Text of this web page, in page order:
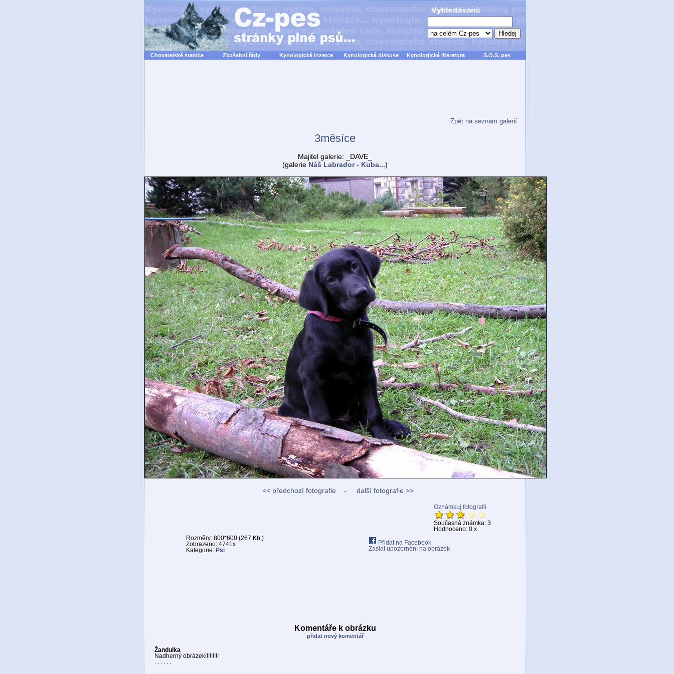
Chovatelské stanice Zkušební řády Kynologická inzerce Kynologická diskuse Kynologická literatura S.O.S. pes
Zpět na seznam galerií
3měsíce
Majitel galerie: _DAVE_
(galerie Náš Labrador - Kuba...)
<< předchozí fotografie - další fotografie >>
Oznámkuj fotografii
Současná známka: 3
Hodnoceno: 0 x
Rozměry: 800*600 (267 Kb.)
Zobrazeno: 4741x
Kategorie: Psi
Přidat na Facebook
Zaslat upozornění na obrázek
Komentáře k obrázku
přidat nový komentář
Žandulka
Nadherný obrázek!!!!!!!!!